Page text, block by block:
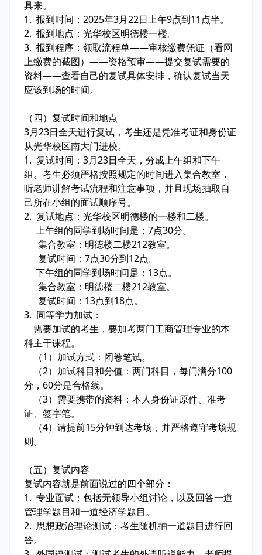
具来。
1. 报到时间：2025年3月22日上午9点到11点半。
2. 报到地点：光华校区明德楼一楼。
3. 报到程序：领取流程单——审核缴费凭证（看网
上缴费的截图）——资格预审——提交复试需要的
资料——查看自己的复试具体安排，确认复试当天
应该到场的时间。
（四）复试时间和地点
3月23日全天进行复试，考生还是凭准考证和身份证
从光华校区南大门进校。
1. 复试时间：3月23日全天，分成上午组和下午
组。考生必须严格按照规定的时间进入集合教室，
听老师讲解考试流程和注意事项，并且现场抽取自
己所在小组的面试顺序号。
2. 复试地点：光华校区明德楼的一楼和二楼。
上午组的同学到场时间是：7点30分。
集合教室：明德楼二楼212教室。
复试时间：7点30分到12点。
下午组的同学到场时间是：13点。
集合教室：明德楼二楼212教室。
复试时间：13点到18点。
3. 同等学力加试：
需要加试的考生，要加考两门工商管理专业的本
科主干课程。
（1）加试方式：闭卷笔试。
（2）加试科目和分值：两门科目，每门满分100
分，60分是合格线。
（3）需要携带的资料：本人身份证原件、准考
证、签字笔。
（4）请提前15分钟到达考场，并严格遵守考场规
则。
（五）复试内容
复试内容就是前面说过的四个部分：
1. 专业面试：包括无领导小组讨论，以及回答一道
管理学题目和一道经济学题目。
2. 思想政治理论测试：考生随机抽一道题目进行回
答。